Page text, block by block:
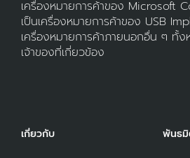
เครื่องหมายการค้าของ Microsoft
เป็นเครื่องหมายการค้าของ USB
เครื่องหมายการค้าภายนอกอื่น ๆ ทั้
เจ้าของที่เกี่ยวข้อง
เกี่ยวกับ พันธ